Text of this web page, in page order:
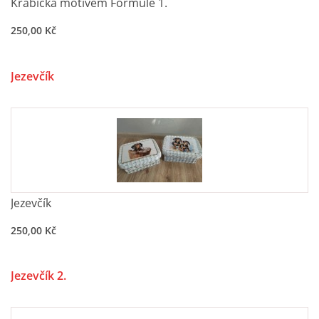
250,00 Kč
Jezevčík
Jezevčík
250,00 Kč
Jezevčík 2.